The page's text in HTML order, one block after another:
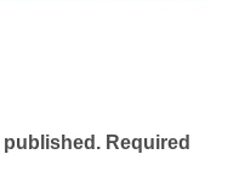
published. Required